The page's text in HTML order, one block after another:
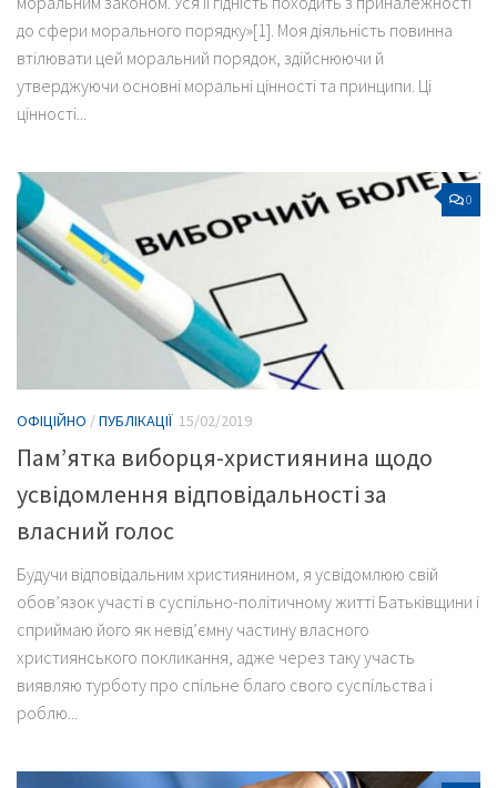
до сфери морального порядку»[1]. Моя діяльність повинна
втілювати цей моральний порядок, здійснюючи й
утверджуючи основні моральні цінності та принципи. Ці
цінності...
0
ОФІЦІЙНО /ПУБЛІКАЦІЇ 15/02/2019
Пам’ятка виборця-християнина щодо
усвідомлення відповідальності за
власний голос
Будучи відповідальним християнином, я усвідомлюю свій
обов’язок участі в суспільно-політичному житті Батьківщини і
сприймаю його як невід’ємну частину власного
християнського покликання, адже через таку участь
виявляю турботу про спільне благо свого суспільства і
роблю...